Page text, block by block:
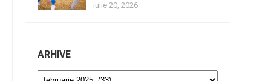
iulie 20, 2026
ARHIVE
Arhive